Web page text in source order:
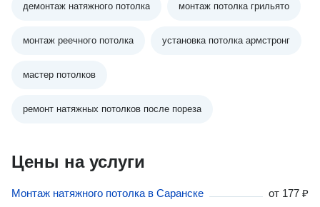
демонтаж натяжного потолка монтаж потолка грильято
монтаж реечного потолка установка потолка армстронг
мастер потолков
ремонт натяжных потолков после пореза
Цены на услуги
Монтаж натяжного потолка в Саранске от 177 ₽